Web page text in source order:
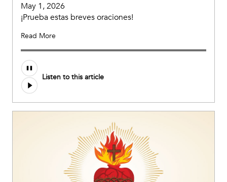
May 1, 2026
¡Prueba estas breves oraciones!
Read More
Listen to this article